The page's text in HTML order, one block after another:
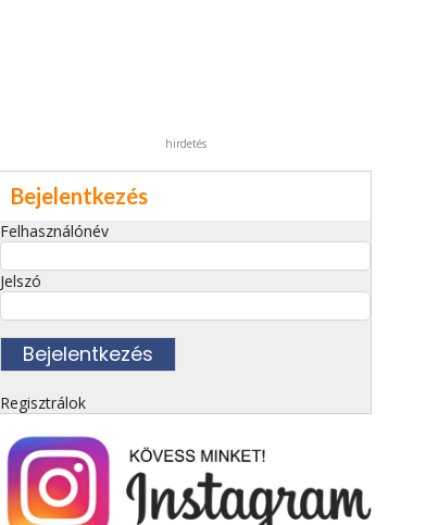
hirdetés
Bejelentkezés
Felhasználónév
Jelszó
Regisztrálok